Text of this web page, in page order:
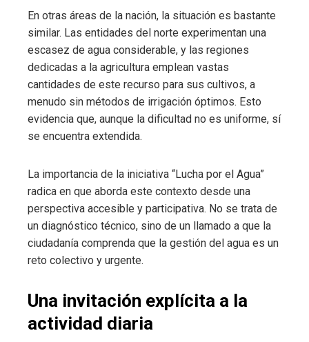
En otras áreas de la nación, la situación es bastante
similar. Las entidades del norte experimentan una
escasez de agua considerable, y las regiones
dedicadas a la agricultura emplean vastas
cantidades de este recurso para sus cultivos, a
menudo sin métodos de irrigación óptimos. Esto
evidencia que, aunque la dificultad no es uniforme, sí
se encuentra extendida.
La importancia de la iniciativa “Lucha por el Agua”
radica en que aborda este contexto desde una
perspectiva accesible y participativa. No se trata de
un diagnóstico técnico, sino de un llamado a que la
ciudadanía comprenda que la gestión del agua es un
reto colectivo y urgente.
Una invitación explícita a la
actividad diaria